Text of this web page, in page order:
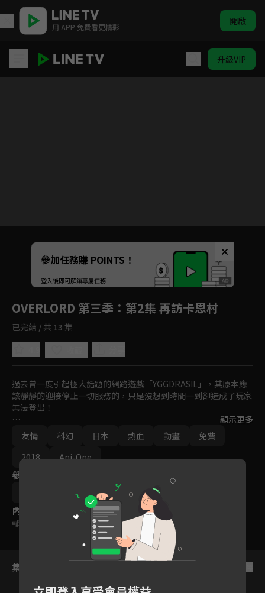
用 APP 免費看更精彩 開啟
升級VIP
Unmute
如有不便請見諒
參加任務賺 POINTS！
登入後即可解鎖專屬任務
OVERLORD 第三季 ：第2集 再訪卡恩村
已完結 / 共 13 集
過去曾一度引起極大話題的網路遊戲「YGGDRASIL」，其原本應
該靜靜的迎接停止一切服務的，只是沒想到時間一到卻造成了玩家
無法登出！
面對突如其來擁有自我意識的 NPC 與公會外那不曾見過的異世
界，在現實世界中只是位喜好電玩的青年現在卻變成了有著骷髏外
表的最強魔法師「飛鼠」，他將率領公會展開一場前所未有的傳
顯示更多
友情
科幻 日本 熱血 動畫
免費
2018
Ani-One
參與演員
內容標籤
輔導十二歲級
集數列表